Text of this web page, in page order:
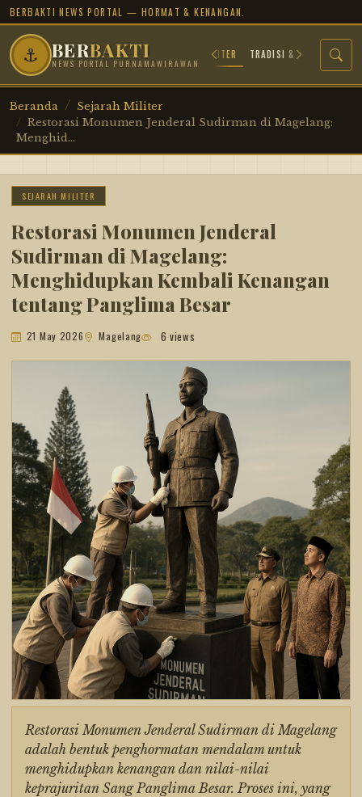
BERBAKTI NEWS PORTAL — HORMAT & KENANGAN.
⚓ BERBAKTI
NEWS PORTAL PURNAMAWIRAWAN
ARSIP JUANG PROFIL TOKOH SEJARAH MILITER TRADISI & BUDAYA
Beranda
Sejarah Militer
Restorasi Monumen Jenderal Sudirman di Magelang:
Menghid...
SEJARAH MILITER
Restorasi Monumen Jenderal
Sudirman di Magelang:
Menghidupkan Kembali Kenangan
tentang Panglima Besar
21 May 2026 Magelang 6 views
Restorasi Monumen Jenderal Sudirman di Magelang
adalah bentuk penghormatan mendalam untuk
menghidupkan kenangan dan nilai-nilai
keprajuritan Sang Panglima Besar. Proses ini, yang